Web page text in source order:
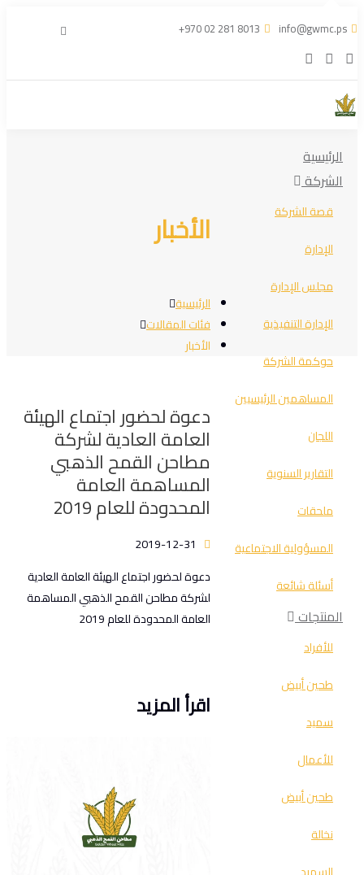
info@gwmc.ps
+970 02 281 8013
الرئيسية
الشركة
قصة الشركة
الإدارة
مجلس الإدارة
الإدارة التنفيذية
حوكمة الشركة
المساهمين الرئيسيين
اللجان
التقارير السنوية
ملحقات
المسؤولية الاجتماعية
أسئلة شائعة
المنتجات
للأفراد
طحين أبيض
سميد
للأعمال
طحين أبيض
نخالة
الأخبار
الرئيسية
فئات المقالات
الأخبار
دعوة لحضور اجتماع الهيئة
العامة العادية لشركة
مطاحن القمح الذهبي
المساهمة العامة
المحدودة للعام 2019
دعوة لحضور اجتماع الهيئة العامة العادية
لشركة مطاحن القمح الذهبي المساهمة
العامة المحدودة للعام 2019
اقرأ المزيد